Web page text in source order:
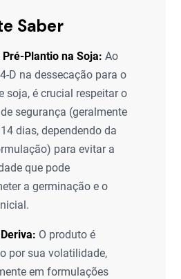
Saber
Plantio na Soja: Ao
D na dessecação para o
soja, é crucial respeitar o
segurança (geralmente
dias, dependendo da
para evitar a
que pode
a germinação e o
O produto é
por sua volatilidade,
em formulações